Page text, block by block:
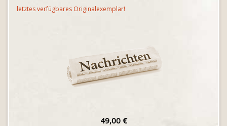
letztes verfügbares Originalexemplar!
49,00 €